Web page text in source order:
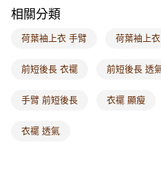
海外配送-歐美地區
相關分類
荷葉袖上衣 手臂 荷葉袖上
前短後長 衣襬 前短後長 透
手臂 前短後長 衣襬 顯瘦
衣襬 透氣